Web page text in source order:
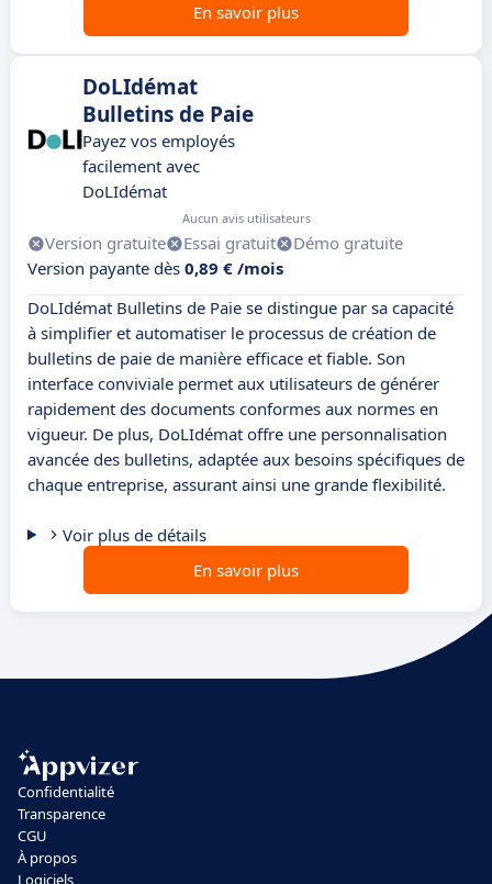
En savoir plus
DoLIdémat
Bulletins de Paie
Payez vos employés
facilement avec
DoLIdémat
Aucun avis utilisateurs
Version gratuite Essai gratuit
Démo gratuite
Version payante dès 0,89 € /mois
DoLIdémat Bulletins de Paie se distingue par sa capacité
à simplifier et automatiser le processus de création de
bulletins de paie de manière efficace et fiable. Son
interface conviviale permet aux utilisateurs de générer
rapidement des documents conformes aux normes en
vigueur. De plus, DoLIdémat offre une personnalisation
avancée des bulletins, adaptée aux besoins spécifiques de
chaque entreprise, assurant ainsi une grande flexibilité.
Voir plus de détails
En savoir plus
Confidentialité
Transparence
CGU
À propos
Logiciels